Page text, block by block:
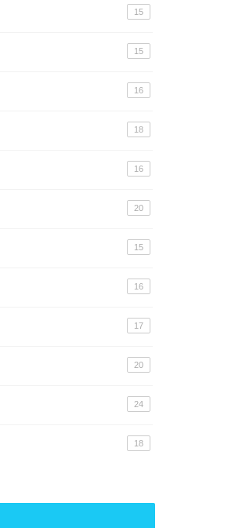
15
15
16
18
16
20
15
16
17
20
24
18